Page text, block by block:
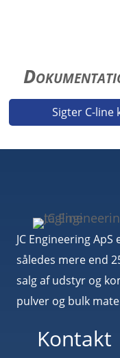
Sigter C-line
JC Engineering
således mere end
salg af udstyr og
pulver og bulk
Kontakt